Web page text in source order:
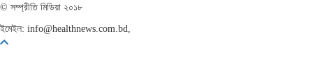
© সম্প্রীতি মিডিয়া ২০১৮
ইমেইল: info@healthnews.com.bd,
Scroll